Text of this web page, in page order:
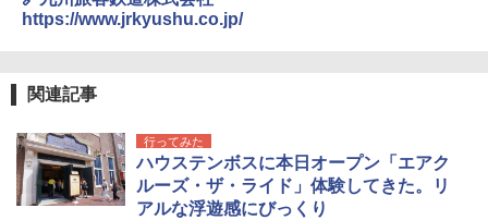
https://www.jrkyushu.co.jp/
関連記事
行ってみた
ハウステンボスに本日オープン「エアク
ルーズ・ザ・ライド」体験してきた。リ
アルな浮遊感にびっくり